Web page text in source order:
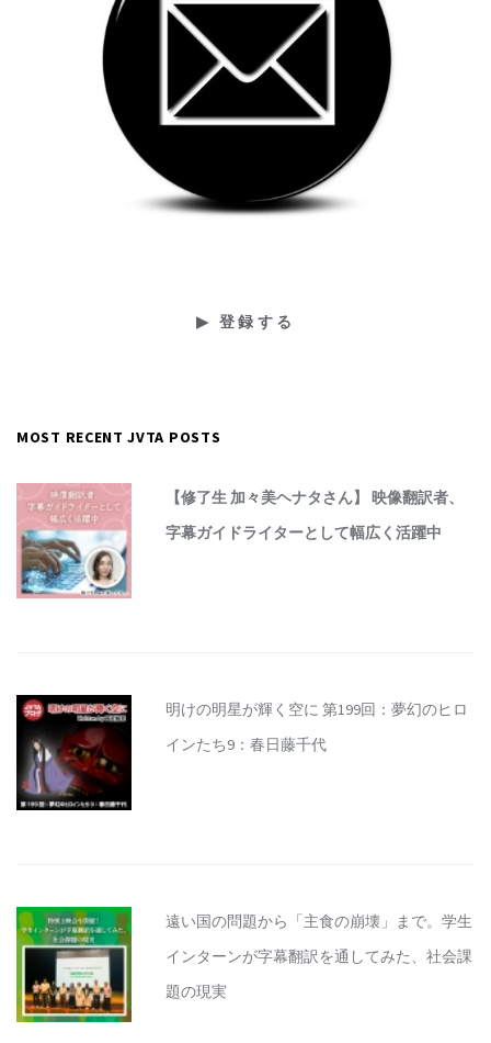
MOST RECENT JVTA POSTS
【修了生 加々美ヘナタさん】 映像翻訳者、
字幕ガイドライターとして幅広く活躍中
明けの明星が輝く空に 第199回：夢幻のヒロ
インたち9：春日藤千代
遠い国の問題から「主食の崩壊」まで。学生
インターンが字幕翻訳を通してみた、社会課
題の現実